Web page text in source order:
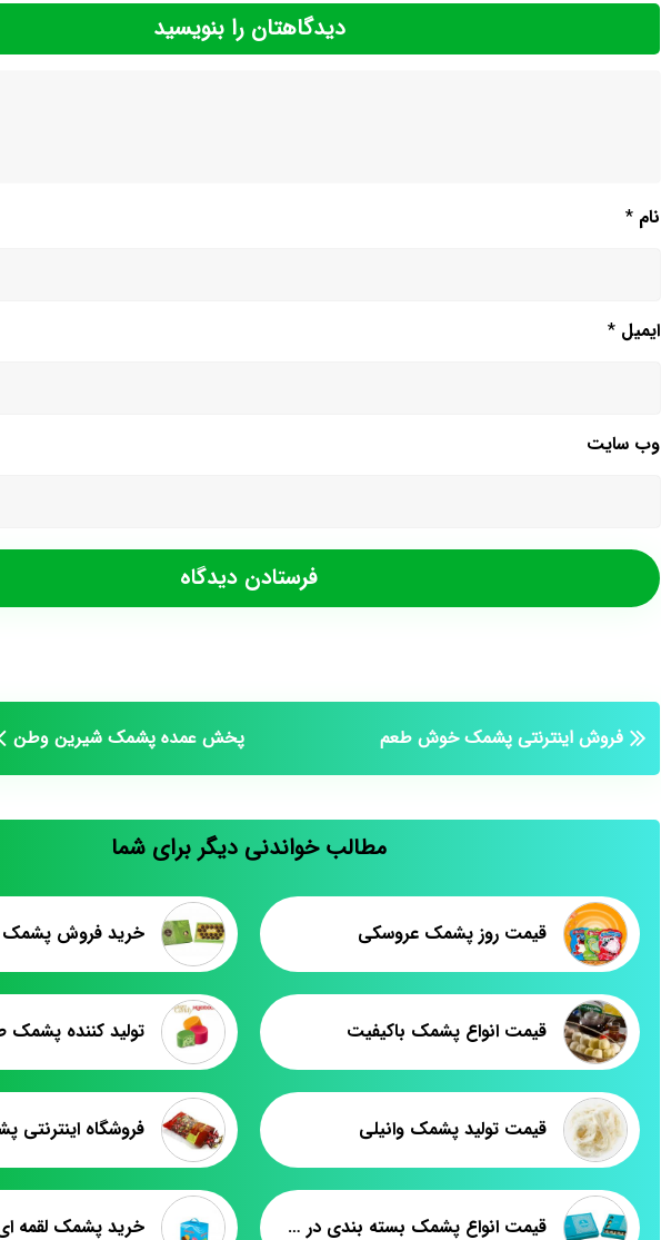
دیدگاهتان را بنویسید
نام *
ایمیل *
وب‌ سایت
فروش اینترنتی پشمک خوش طعم پخش عمده پشمک شیرین وطن
مطالب خواندنی دیگر برای شما
قیمت روز پشمک عروسکی
قیمت انواع پشمک باکیفیت تولید کننده پشمک
قیمت تولید پشمک وانیلی
قيمت انواع پشمک بسته بندی در بازار خرید پشمک لقمه